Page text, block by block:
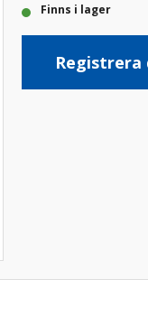
Finns i lager
Registrera